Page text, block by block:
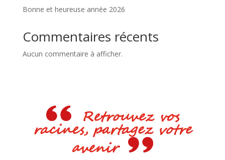
Bonne et heureuse année 2026
Commentaires récents
Aucun commentaire à afficher.
Retrouvez vos
racines, partagez votre
avenir